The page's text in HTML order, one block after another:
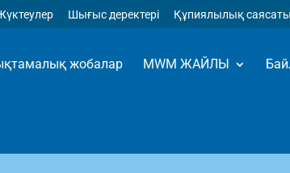
Шығыс деректері Құпиялылық саясаты
жобалар MWM ЖАЙЛЫ